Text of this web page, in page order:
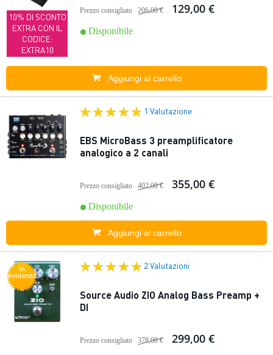
10% DI SCONTO
EXTRA CON IL
CODICE:
EXTRA10
Prezzo consigliato 206,00 € 129,00 €
Disponibile
Aggiungi al carrello
1 Valutazione
EBS MicroBass 3 preamplificatore
analogico a 2 canali
Prezzo consigliato 402,00 € 355,00 €
Disponibile
Aggiungi al carrello
In
evidenza
2 Valutazioni
Source Audio ZIO Analog Bass Preamp +
DI
Prezzo consigliato 378,00 € 299,00 €